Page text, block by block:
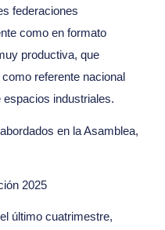
federaciones
como en formato
productiva, que
referente nacional
industriales.
en la Asamblea,
2025
último cuatrimestre,